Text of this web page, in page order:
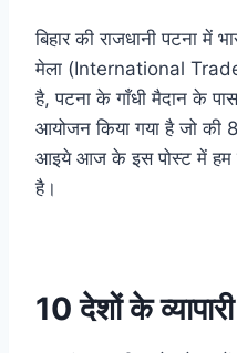
बिहार की राजधानी पटना में
मेला (International
है, पटना के गाँधी मैदान के
आयोजन किया गया है जो
आइये आज के इस पोस्ट में हम
है।
10 देशों के